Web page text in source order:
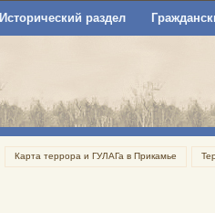
Исторический раздел
Карта террора и ГУЛАГа в Прикамье